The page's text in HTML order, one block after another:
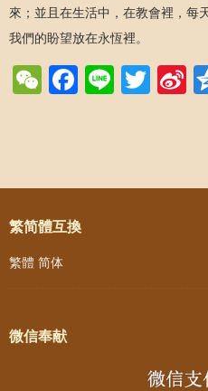
來；並且在生活中，在教會裡，每
我們的盼望放在永恆裡。
WeChat
Facebook
Line
Post
繁简體互換
繁體 简体
微信奉献